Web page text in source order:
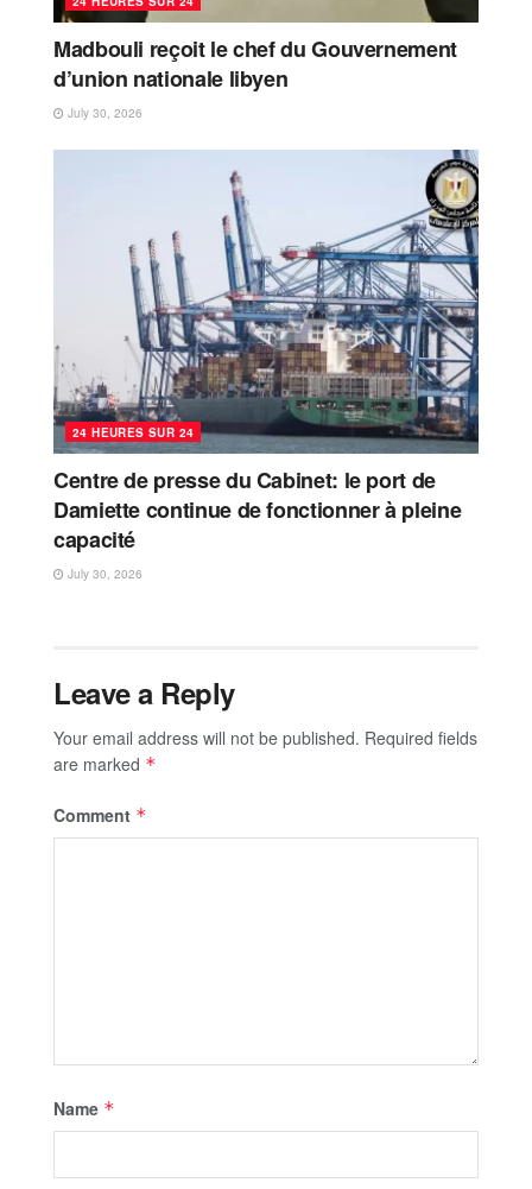
Madbouli reçoit le chef du Gouvernement
d’union nationale libyen
July 30, 2026
24 HEURES SUR 24
Centre de presse du Cabinet: le port de
Damiette continue de fonctionner à pleine
capacité
July 30, 2026
Leave a Reply
Your email address will not be published. Required fields
are marked *
Comment *
Name *